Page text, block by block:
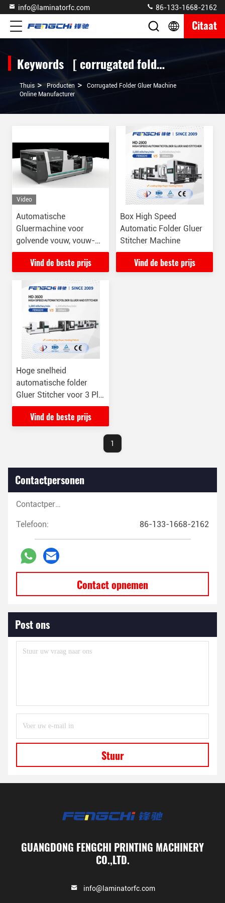
info@laminatorfc.com 86-133-1668-2162
Citaat
Keywords [ corrugated folder gluer machine ] Match 3 producten
Thuis > Producten >
Corrugated Folder Gluer Machine
Online Manufacturer
Video
Automatische
Gluermachine voor
golvende vouw, vouw-
en lijmmachine 2500
vellen per uur
Vind de beste prijs
Box High Speed
Automatic Folder Gluer
Stitcher Machine
Vind de beste prijs
Hoge snelheid
automatische folder
Gluer Stitcher voor 3 Ply
5 Ply Mono karton
Vind de beste prijs
1
Contactpersonen
Contactpersonen:
Telefoon: 86-133-1668-2162
Contact opnemen
Post ons
Stuur
GUANGDONG FENGCHI PRINTING MACHINERY
CO.,LTD.
info@laminatorfc.com